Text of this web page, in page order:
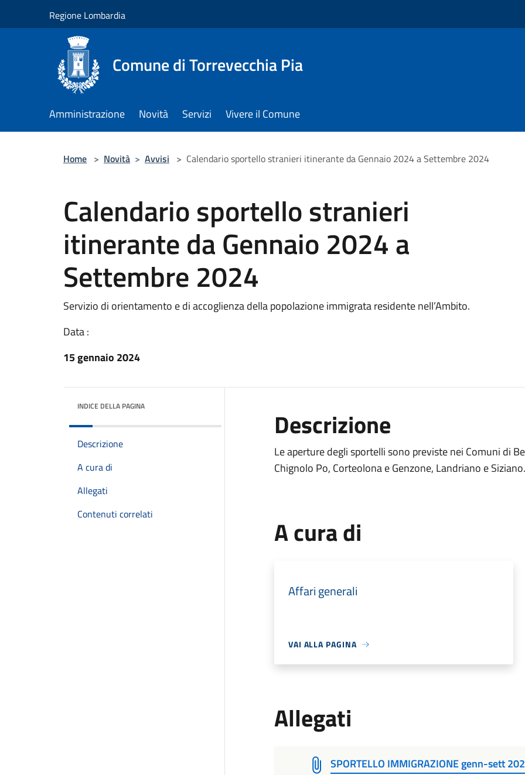
Regione Lombardia
Comune di Torrevecchia Pia
Amministrazione Novità Servizi Vivere il Comune
Home > Novità > Avvisi > Calendario sportello stranieri itinerante da Gennaio 2024 a Settembre 2024
Calendario sportello stranieri
itinerante da Gennaio 2024 a
Settembre 2024
Servizio di orientamento e di accoglienza della popolazione immigrata residente nell’Ambito.
Data :
15 gennaio 2024
INDICE DELLA PAGINA
Descrizione
A cura di
Allegati
Contenuti correlati
Descrizione
Le aperture degli sportelli sono previste nei Comuni di
Chignolo Po, Corteolona e Genzone, Landriano e Siziano.
A cura di
Affari generali
VAI ALLA PAGINA
Allegati
SPORTELLO IMMIGRAZIONE genn-sett